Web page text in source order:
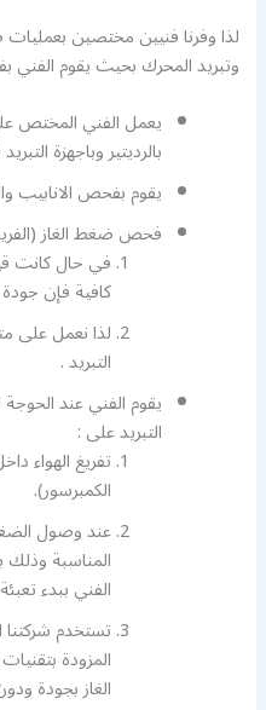
لذا وفرنا فنيين مختصين
وتبريد المحرك بحيث يقوم
يعمل الفني المختص
بالرديتير وباجهزة
يقوم بفحص الانابيب
فحص ضغط الغاز
في حال كانت
كافية فإن
لذا نعمل على
التبريد .
يقوم الفني عند
التبريد على :
تفريغ الهواء
الكمبرسور).
عند وصول
المناسبة
الفني ببدء
تستخدم شركتنا
المزودة
الغاز بجودة